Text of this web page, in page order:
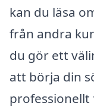
kan du läsa
från andra
du gör ett
att börja din